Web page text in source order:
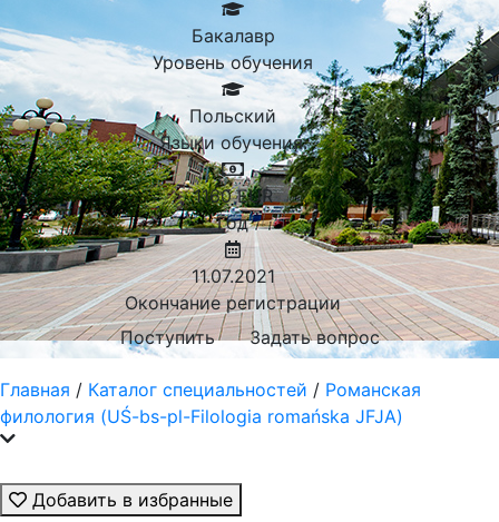
Бакалавр
Уровень обучения
Польский
Языки обучения:
1160 EUR
Год
11.07.2021
Окончание регистрации
Поступить
Задать вопрос
Главная / Каталог специальностей / Романская
филология (UŚ-bs-pl-Filologia romańska JFJA)
Добавить в избранные